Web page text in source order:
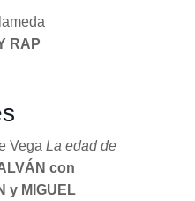
RAP
con
y MIGUEL